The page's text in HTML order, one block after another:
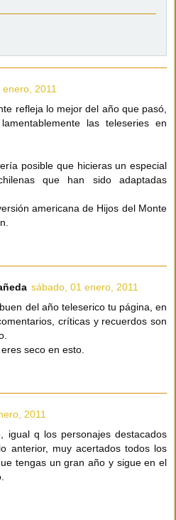
2011
refleja lo mejor del año que pasó,
las teleseries en
posible que hicieras un especial
que han sido adaptadas
americana de Hijos del Monte
sábado, 01 enero, 2011
del año teleserico tu página, en
críticas y recuerdos son
seco en esto.
2011
igual q los personajes destacados
anterior, muy acertados todos los
tengas un gran año y sigue en el